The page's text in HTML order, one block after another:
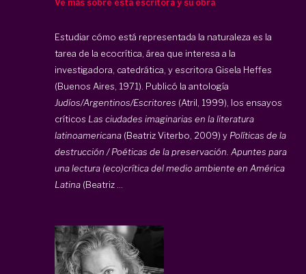
Ve más sobre esta escritora y su obra
Estudiar cómo está representada la naturaleza es la
tarea de la ecocrítica, área que interesa a la
investigadora, catedrática, y escritora Gisela Heffes
(Buenos Aires, 1971). Publicó la antología
Judíos/Argentinos/Escritores (Atril, 1999), los ensayos
críticos Las ciudades imaginarias en la literatura
latinoamericana (Beatriz Viterbo, 2009) y Políticas de la
destrucción / Poéticas de la preservación. Apuntes para
una lectura (eco)crítica del medio ambiente en América
Latina (Beatriz ...